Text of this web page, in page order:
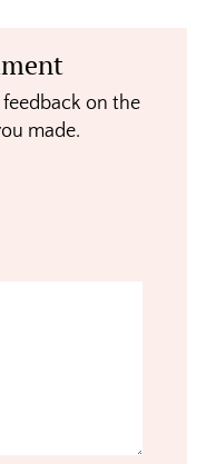
on the
made.